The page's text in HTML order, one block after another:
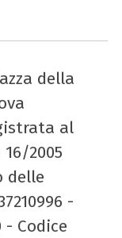
della
al
2005
delle
-
- Codice